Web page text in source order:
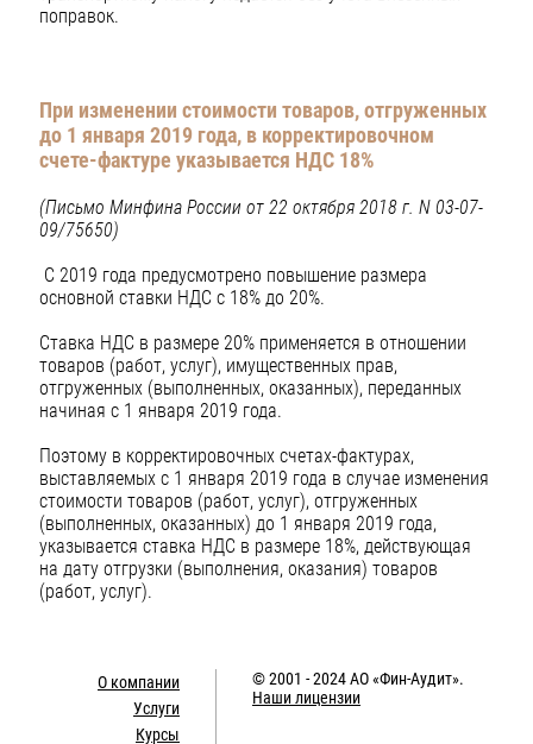
поправок.
При изменении стоимости товаров, отгруженных
до 1 января 2019 года, в корректировочном
счете-фактуре указывается НДС 18%
(Письмо Минфина России от 22 октября 2018 г. N 03-07-
09/75650)
С 2019 года предусмотрено повышение размера
основной ставки НДС с 18% до 20%.
Ставка НДС в размере 20% применяется в отношении
товаров (работ, услуг), имущественных прав,
отгруженных (выполненных, оказанных), переданных
начиная с 1 января 2019 года.
Поэтому в корректировочных счетах-фактурах,
выставляемых с 1 января 2019 года в случае изменения
стоимости товаров (работ, услуг), отгруженных
(выполненных, оказанных) до 1 января 2019 года,
указывается ставка НДС в размере 18%, действующая
на дату отгрузки (выполнения, оказания) товаров
(работ, услуг).
О компании
Услуги
Курсы
© 2001 - 2024АО «Фин-Аудит».
Наши лицензии